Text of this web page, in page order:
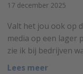
17 december 2025
Valt het jou ook op
media op een lager
zie ik bij bedrijven
Lees meer